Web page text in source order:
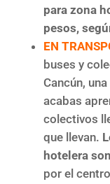
para zona
pesos,
EN
buses y
Cancún,
acabas
colectivos
que llevan.
hotelera
por el